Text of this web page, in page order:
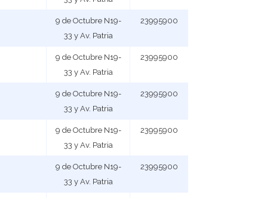
9 de Octubre N19-
33 y Av. Patria
23995900
9 de Octubre N19-
33 y Av. Patria
23995900
9 de Octubre N19-
33 y Av. Patria
23995900
9 de Octubre N19-
33 y Av. Patria
23995900
9 de Octubre N19-
33 y Av. Patria
23995900